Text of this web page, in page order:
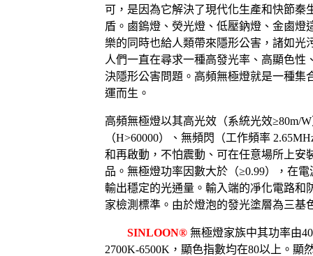
可，是因為它解決了現代化生產和快節
盾。鹵鎢燈、熒光燈、低壓鈉燈、金鹵
樂的同時也給人類帶來隱形公害，諸如
人們一直在尋求一種高發光率、高顯色
決隱形公害問題。高頻無極燈就是一種
運而生。
高頻無極燈以其高光效（系統光效≥80m/W
（H>60000）、無頻閃（工作頻率
和再啟動，不怕震動、可在任意場所上
品。無極燈功率因數大於（≥0.99），在電
輸出穩定的光通量。輸入端的凈化電路和
家檢測標準。由於燈泡的發光塗層為三基
SINLOON® 無極燈家族中其功率由
2700K-6500K ，顯色指數均在80以上。顯